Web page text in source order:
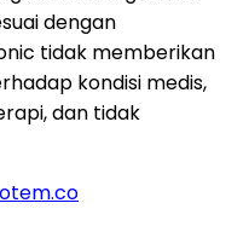
dengan
tidak memberikan
kondisi medis,
dan tidak